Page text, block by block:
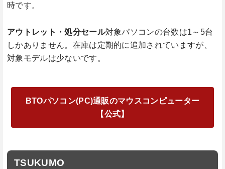
時です。
アウトレット・処分セール対象パソコンの台数は1～5台
しかありません。在庫は定期的に追加されていますが、
対象モデルは少ないです。
BTOパソコン(PC)通販のマウスコンピューター
【公式】
TSUKUMO